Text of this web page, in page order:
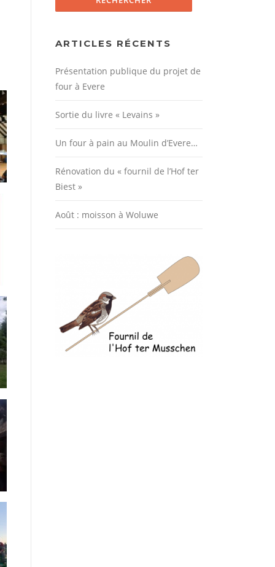
ARTICLES RÉCENTS
Présentation publique du projet de
four à Evere
Sortie du livre « Levains »
Un four à pain au Moulin d’Evere…
Rénovation du « fournil de l’Hof ter
Biest »
Août : moisson à Woluwe